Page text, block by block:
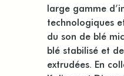
large gamme
technologiques
du son de blé
blé stabilisé et
extrudées. En